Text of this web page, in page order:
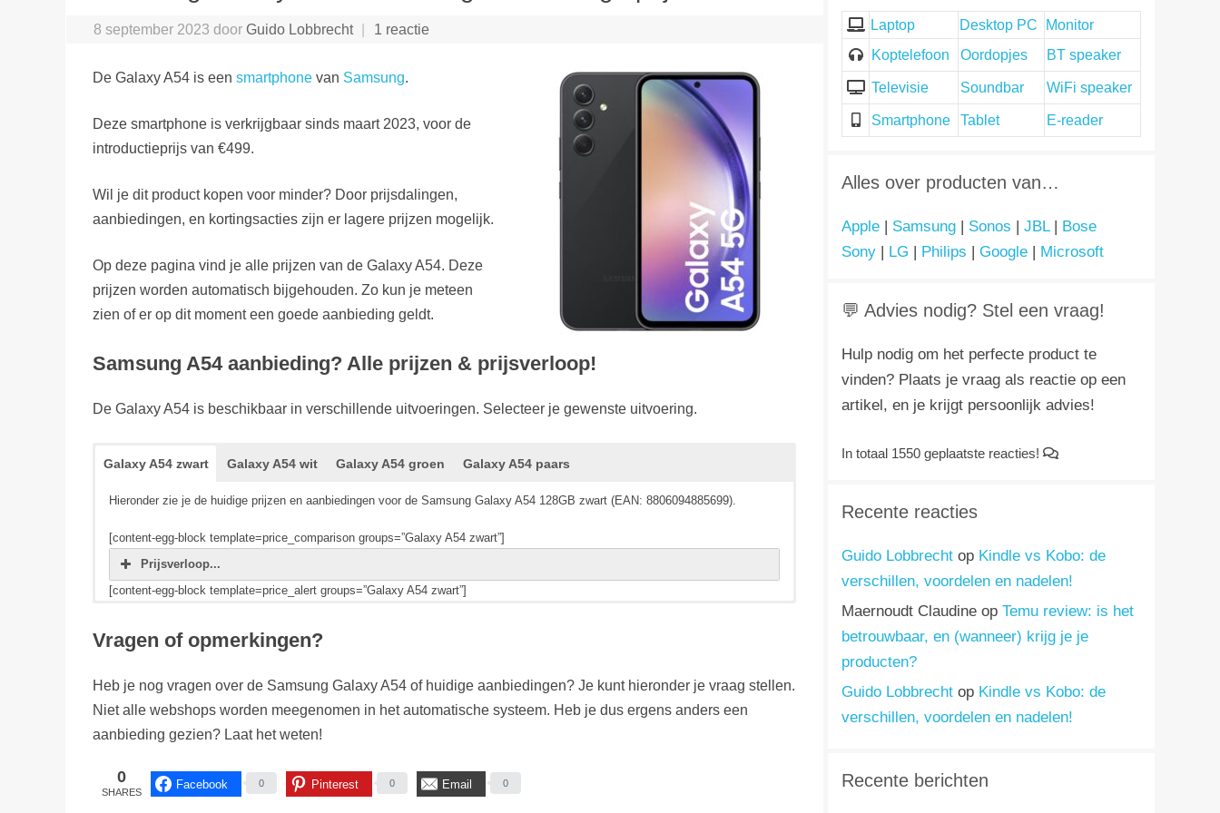
8 september 2023 door Guido Lobbrecht 1 reactie
De Galaxy A54 is een smartphone van Samsung.
Deze smartphone is verkrijgbaar sinds maart 2023, voor de
introductieprijs van €499.
Wil je dit product kopen voor minder? Door prijsdalingen,
aanbiedingen, en kortingsacties zijn er lagere prijzen mogelijk.
Op deze pagina vind je alle prijzen van de Galaxy A54. Deze
prijzen worden automatisch bijgehouden. Zo kun je meteen
zien of er op dit moment een goede aanbieding geldt.
Samsung A54 aanbieding? Alle prijzen & prijsverloop!
De Galaxy A54 is beschikbaar in verschillende uitvoeringen. Selecteer je gewenste uitvoering.
Galaxy A54 zwart Galaxy A54 wit Galaxy A54 groen Galaxy A54 paars
Hieronder zie je de huidige prijzen en aanbiedingen voor de Samsung Galaxy A54 128GB zwart (EAN: 8806094885699).
[content-egg-block template=price_comparison groups=”Galaxy A54 zwart”]
Prijsverloop...
[content-egg-block template=price_alert groups=”Galaxy A54 zwart”]
[content-egg-block template=price_comparison groups=”Galaxy A54 wit”]
[content-egg-block template=price_comparison groups=”Galaxy A54 groen”]
[content-egg-block template=price_comparison groups=”Galaxy A54 paars”]
Vragen of opmerkingen?
Heb je nog vragen over de Samsung Galaxy A54 of huidige aanbiedingen? Je kunt hieronder je vraag stellen.
Niet alle webshops worden meegenomen in het automatische systeem. Heb je dus ergens anders een
aanbieding gezien? Laat het weten!
0
SHARES
Facebook 0 Pinterest 0 Email 0
Laptop Desktop PC
Monitor
Koptelefoon
Oordopjes BT speaker
Televisie Soundbar WiFi speaker
Smartphone Tablet E-reader
Alles over producten van…
Apple | Samsung | Sonos | JBL| Bose
Sony | LG | Philips | Google | Microsoft
💬 Advies nodig? Stel een vraag!
Hulp nodig om het perfecte product te
vinden? Plaats je vraag als reactie op een
artikel, en je krijgt persoonlijk advies!
In totaal 1550 geplaatste reacties!
Recente reacties
Guido Lobbrecht op Kindle vs Kobo: de
verschillen, voordelen en nadelen!
Maernoudt Claudine op Temu review: is het
betrouwbaar, en (wanneer) krijg je je
producten?
Guido Lobbrecht op Kindle vs Kobo: de
verschillen, voordelen en nadelen!
Recente berichten